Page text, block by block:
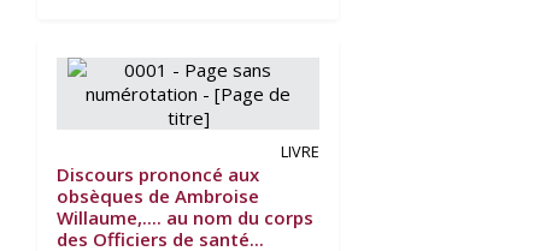
LIVRE
Discours prononcé aux
obsèques de Ambroise
Willaume,.... au nom du corps
des Officiers de santé...